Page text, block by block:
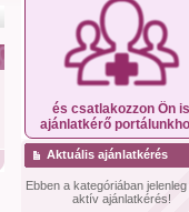
és csatlakozzon Ön is
ajánlatkérő
Aktuális ajánlatkérés
Ebben a kategóriában
aktív ajánlatkérés!